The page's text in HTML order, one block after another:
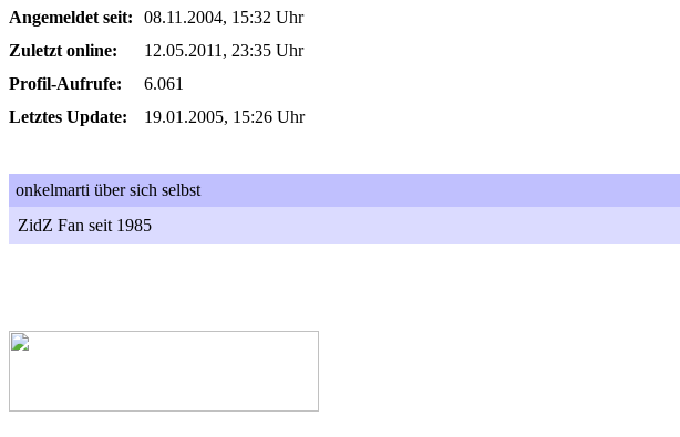
Angemeldet seit:
08.11.2004, 15:32 Uhr
Zuletzt online:
12.05.2011, 23:35 Uhr
Profil-Aufrufe:
6.061
Letztes Update:
19.01.2005, 15:26 Uhr
onkelmarti über sich selbst
ZidZ Fan seit 1985